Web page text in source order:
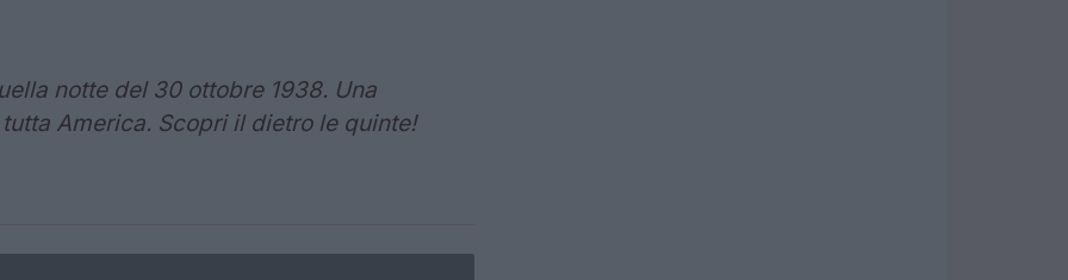
notte del 30 ottobre 1938. Una
America. Scopri il dietro le quinte!